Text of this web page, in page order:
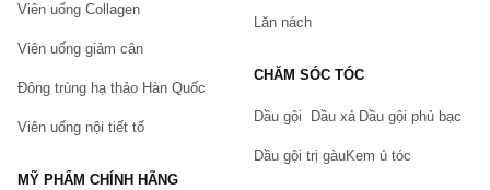
Viên uống Collagen
Viên uống giảm cân
Đông trùng hạ thảo Hàn Quốc
Viên uống nội tiết tố
MỸ PHẨM CHÍNH HÃNG
Lăn nách
CHĂM SÓC TÓC
Dầu gội Dầu xả Dầu gội phủ bạc
Dầu gội trị gàuKem ủ tóc